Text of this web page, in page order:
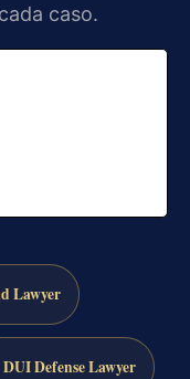
caso.
Lawyer
DUI Defense Lawyer